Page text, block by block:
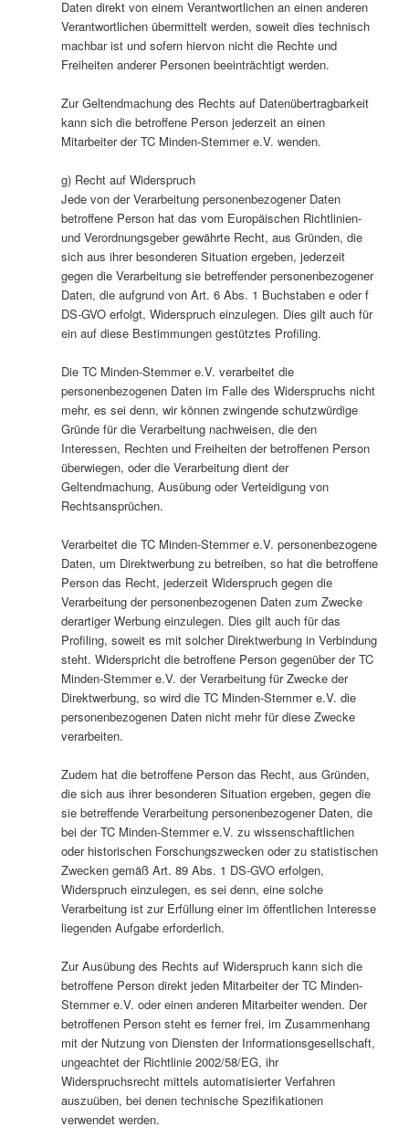
Daten direkt von einem Verantwortlichen an einen anderen
Verantwortlichen übermittelt werden, soweit dies technisch
machbar ist und sofern hiervon nicht die Rechte und
Freiheiten anderer Personen beeinträchtigt werden.
Zur Geltendmachung des Rechts auf Datenübertragbarkeit
kann sich die betroffene Person jederzeit an einen
Mitarbeiter der TC Minden-Stemmer e.V. wenden.
g) Recht auf Widerspruch
Jede von der Verarbeitung personenbezogener Daten
betroffene Person hat das vom Europäischen Richtlinien-
und Verordnungsgeber gewährte Recht, aus Gründen, die
sich aus ihrer besonderen Situation ergeben, jederzeit
gegen die Verarbeitung sie betreffender personenbezogener
Daten, die aufgrund von Art. 6 Abs. 1 Buchstaben e oder f
DS-GVO erfolgt, Widerspruch einzulegen. Dies gilt auch für
ein auf diese Bestimmungen gestütztes Profiling.
Die TC Minden-Stemmer e.V. verarbeitet die
personenbezogenen Daten im Falle des Widerspruchs nicht
mehr, es sei denn, wir können zwingende schutzwürdige
Gründe für die Verarbeitung nachweisen, die den
Interessen, Rechten und Freiheiten der betroffenen Person
überwiegen, oder die Verarbeitung dient der
Geltendmachung, Ausübung oder Verteidigung von
Rechtsansprüchen.
Verarbeitet die TC Minden-Stemmer e.V. personenbezogene
Daten, um Direktwerbung zu betreiben, so hat die betroffene
Person das Recht, jederzeit Widerspruch gegen die
Verarbeitung der personenbezogenen Daten zum Zwecke
derartiger Werbung einzulegen. Dies gilt auch für das
Profiling, soweit es mit solcher Direktwerbung in Verbindung
steht. Widerspricht die betroffene Person gegenüber der TC
Minden-Stemmer e.V. der Verarbeitung für Zwecke der
Direktwerbung, so wird die TC Minden-Stemmer e.V. die
personenbezogenen Daten nicht mehr für diese Zwecke
verarbeiten.
Zudem hat die betroffene Person das Recht, aus Gründen,
die sich aus ihrer besonderen Situation ergeben, gegen die
sie betreffende Verarbeitung personenbezogener Daten, die
bei der TC Minden-Stemmer e.V. zu wissenschaftlichen
oder historischen Forschungszwecken oder zu statistischen
Zwecken gemäß Art. 89 Abs. 1 DS-GVO erfolgen,
Widerspruch einzulegen, es sei denn, eine solche
Verarbeitung ist zur Erfüllung einer im öffentlichen Interesse
liegenden Aufgabe erforderlich.
Zur Ausübung des Rechts auf Widerspruch kann sich die
betroffene Person direkt jeden Mitarbeiter der TC Minden-
Stemmer e.V. oder einen anderen Mitarbeiter wenden. Der
betroffenen Person steht es ferner frei, im Zusammenhang
mit der Nutzung von Diensten der Informationsgesellschaft,
ungeachtet der Richtlinie 2002/58/EG, ihr
Widerspruchsrecht mittels automatisierter Verfahren
auszuüben, bei denen technische Spezifikationen
verwendet werden.